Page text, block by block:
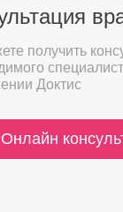
получить
Доктис
Онлайн